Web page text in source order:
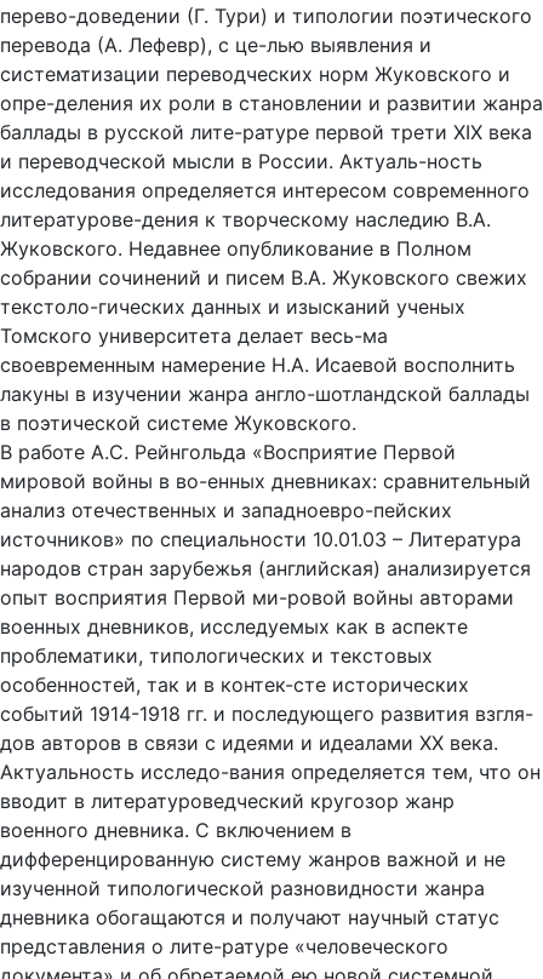
перево-доведении (Г. Тури) и типологии поэтического
перевода (А. Лефевр), с це-лью выявления и
систематизации переводческих норм Жуковского и
опре-деления их роли в становлении и развитии жанра
баллады в русской лите-ратуре первой трети XIX века
и переводческой мысли в России. Актуаль-ность
исследования определяется интересом современного
литературове-дения к творческому наследию В.А.
Жуковского. Недавнее опубликование в Полном
собрании сочинений и писем В.А. Жуковского свежих
текстоло-гических данных и изысканий ученых
Томского университета делает весь-ма
своевременным намерение Н.А. Исаевой восполнить
лакуны в изучении жанра англо-шотландской баллады
в поэтической системе Жуковского.
В работе А.С. Рейнгольда «Восприятие Первой
мировой войны в во-енных дневниках: сравнительный
анализ отечественных и западноевро-пейских
источников» по специальности 10.01.03 – Литература
народов стран зарубежья (английская) анализируется
опыт восприятия Первой ми-ровой войны авторами
военных дневников, исследуемых как в аспекте
проблематики, типологических и текстовых
особенностей, так и в контек-сте исторических
событий 1914-1918 гг. и последующего развития взгля-
дов авторов в связи с идеями и идеалами ХХ века.
Актуальность исследо-вания определяется тем, что он
вводит в литературоведческий кругозор жанр
военного дневника. С включением в
дифференцированную систему жанров важной и не
изученной типологической разновидности жанра
дневника обогащаются и получают научный статус
представления о лите-ратуре «человеческого